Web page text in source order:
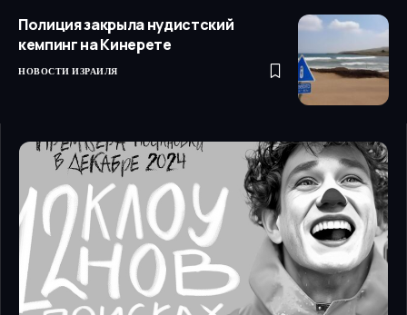
Полиция закрыла нудистский
кемпинг на Кинерете
НОВОСТИ ИЗРАИЛЯ